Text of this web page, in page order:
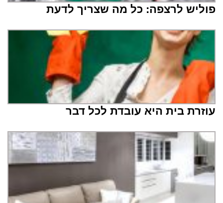
פוליש לרצפה: כל מה שצריך לדעת
עוזרת בית היא עובדת לכל דבר